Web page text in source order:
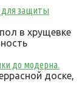
для защиты
в хрущевке
до модерна.
доске,